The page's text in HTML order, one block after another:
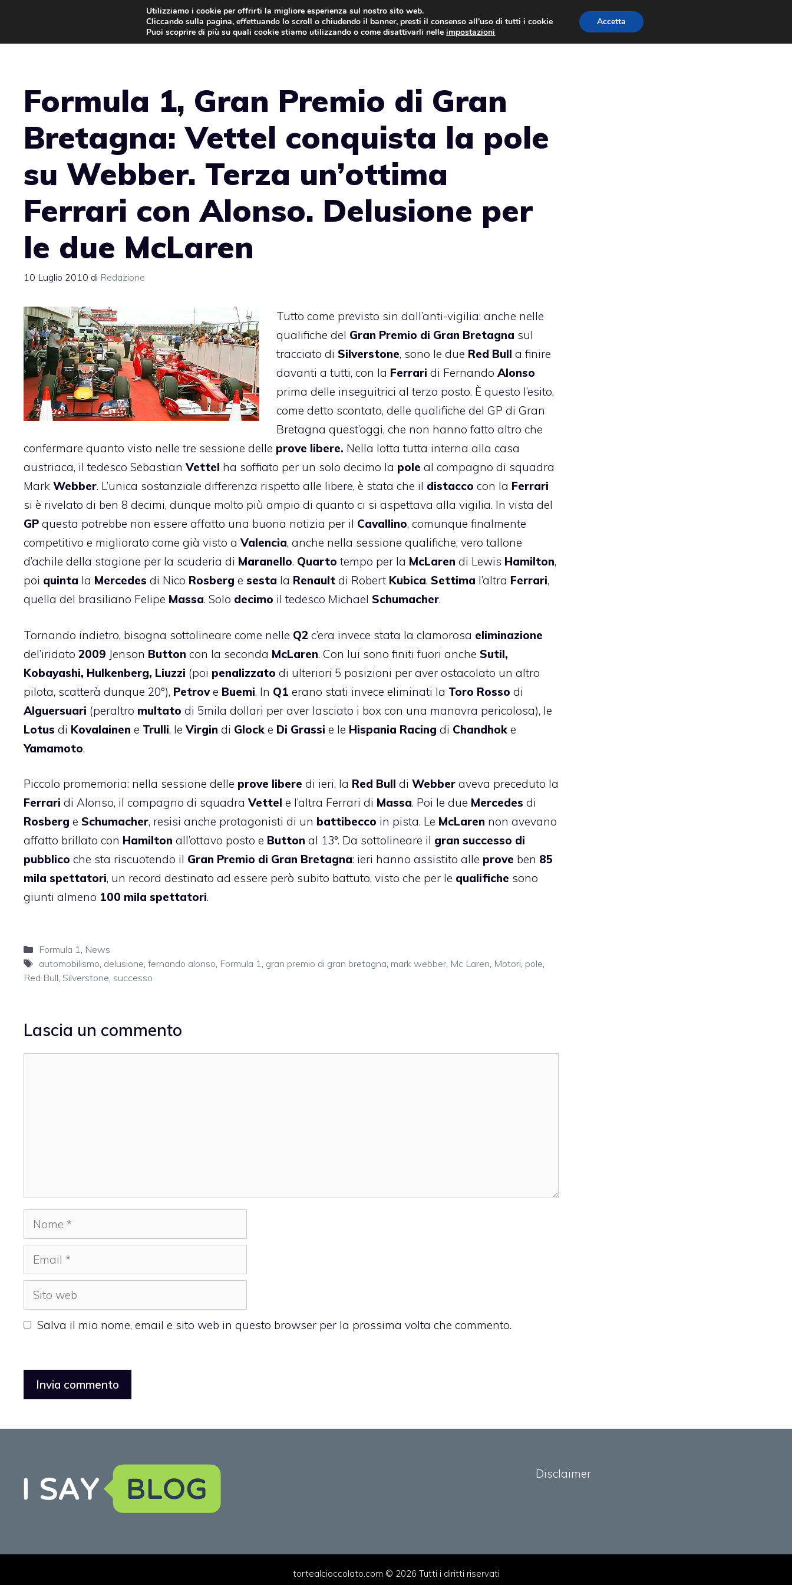
contenuto
AUTO NEWS EVENTI E FIERE
Formula 1, Gran Premio di Gran
Bretagna: Vettel conquista la pole
su Webber. Terza un’ottima
Ferrari con Alonso. Delusione per
le due McLaren
10 Luglio 2010 di Redazione
Tutto come previsto sin dall’anti-vigilia: anche nelle
qualifiche del Gran Premio di Gran Bretagna sul
tracciato di Silverstone, sono le due Red Bull a finire
davanti a tutti, con la Ferrari di Fernando Alonso
prima delle inseguitrici al terzo posto. È questo l’esito,
come detto scontato, delle qualifiche del GP di Gran
Bretagna quest’oggi, che non hanno fatto altro che
confermare quanto visto nelle tre sessione delle prove libere. Nella lotta tutta interna alla casa
austriaca, il tedesco SebastianVettel ha soffiato per un solo decimo la pole al compagno di squadra
Mark Webber. L’unica sostanziale differenza rispetto alle libere, è stata che il distacco con la Ferrari
si è rivelato di ben 8 decimi, dunque molto più ampio di quanto ci si aspettava alla vigilia. In vista del
GP questa potrebbe non essere affatto una buona notizia per il Cavallino, comunque finalmente
competitivo e migliorato come già visto aValencia, anche nella sessione qualifiche, vero tallone
d’achile della stagione per la scuderia di Maranello. Quarto tempo per la McLaren di Lewis Hamilton,
poi quinta la Mercedes di Nico Rosberg e sesta la Renault di Robert Kubica. Settima l’altra Ferrari,
quella del brasiliano Felipe Massa. Solo decimo il tedesco Michael Schumacher.
Tornando indietro, bisogna sottolineare come nelle Q2 c’era invece stata la clamorosa eliminazione
del’iridato 2009 Jenson Button con la seconda McLaren. Con lui sono finiti fuori anche Sutil,
Kobayashi, Hulkenberg, Liuzzi (poi penalizzato di ulteriori 5 posizioni per aver ostacolato un altro
pilota, scatterà dunque 20°), Petrove Buemi. In Q1 erano stati invece eliminati la Toro Rosso di
Alguersuari (peraltro multato di 5mila dollari per aver lasciato i box con una manovra pericolosa), le
Lotus di Kovalainen e Trulli, leVirgin di Glock e Di Grassi e le Hispania Racing di Chandhok e
Yamamoto.
Piccolo promemoria: nella sessione delle prove libere di ieri, la Red Bull di Webber aveva preceduto la
Ferrari di Alonso, il compagno di squadraVettel e l’altra Ferrari di Massa. Poi le due Mercedes di
Rosberg e Schumacher, resisi anche protagonisti di un battibecco in pista. Le McLaren non avevano
affatto brillato con Hamilton all’ottavo posto e Button al 13°. Da sottolineare il gran successo di
pubblico che sta riscuotendo il Gran Premio di Gran Bretagna: ieri hanno assistito alle prove ben 85
mila spettatori, un record destinato ad essere però subito battuto, visto che per le qualifiche sono
giunti almeno 100 mila spettatori.
Categorie
Formula 1
News
Tag
automobilismo delusione fernando alonso Formula 1 gran premio di gran bretagna mark webber, Mc Laren Motori pole
Red Bull Silverstone successo
Lascia un commento
Nome
Email
Sito
web
Salva il mio nome, email e sito web in questo browser per la prossima volta che commento.
Disclaimer
tortealcioccolato.com © 2026 Tutti i diritti riservati
Utilizziamo i cookie per offrirti la migliore esperienza sul nostro sito web.
Cliccando sulla pagina, effettuando lo scroll o chiudendo il banner, presti il consenso all’uso di tutti i cookie
Puoi scoprire di più su quali cookie stiamo utilizzando o come disattivarli nelleimpostazioni
Accetta